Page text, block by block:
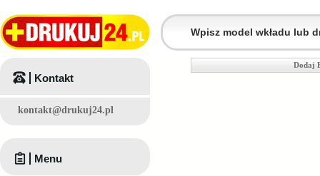
Dodaj
Kontakt
kontakt@drukuj24.pl
Menu